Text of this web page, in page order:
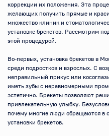
коррекции их положения. Эта
желающих получить прямые и
множество клиник и
установке брекетов. Рассмотрим
этой процедурой.
Во-первых, установка брекетов в
среди подростков и взрослых. С
неправильный прикус или
иметь зубы с неравномерными
эстетично. Брекеты позволяют
привлекательную улыбку.
почему многие люди обращаются в
установки брекетов.